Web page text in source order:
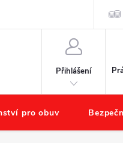
Obchodní
Přihlášení
pro obuv